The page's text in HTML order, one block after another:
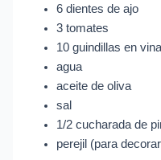
6 dientes de ajo
3 tomates
10 guindillas en
agua
aceite de oliva
sal
1/2 cucharada de
perejil (para